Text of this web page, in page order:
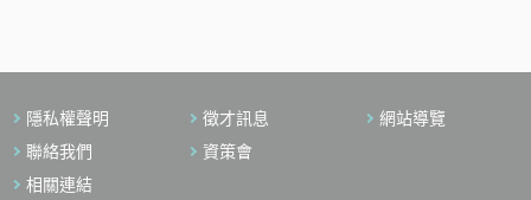
隱私權聲明 徵才訊息
網站導覽
聯絡我們
資策會
相關連結